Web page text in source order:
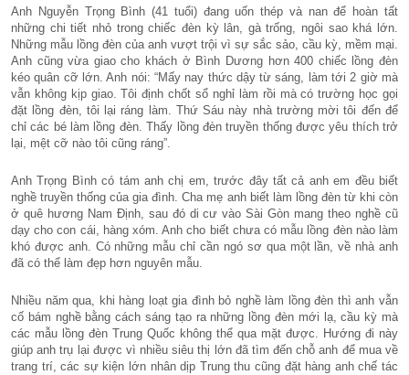
Anh Nguyễn Trọng Bình (41 tuổi) đang uốn thép và nan để hoàn tất
những chi tiết nhỏ trong chiếc đèn kỳ lân, gà trống, ngôi sao khá lớn.
Những mẫu lồng đèn của anh vượt trội vì sự sắc sảo, cầu kỳ, mềm mại.
Anh cũng vừa giao cho khách ở Bình Dương hơn 400 chiếc lồng đèn
kéo quân cỡ lớn. Anh nói: “Mấy nay thức dậy từ sáng, làm tới 2 giờ mà
vẫn không kịp giao. Tôi định chốt sổ nghỉ làm rồi mà có trường học gọi
đặt lồng đèn, tôi lại ráng làm. Thứ Sáu này nhà trường mời tôi đến để
chỉ các bé làm lồng đèn. Thấy lồng đèn truyền thống được yêu thích trở
lại, mệt cỡ nào tôi cũng ráng”.
Anh Trọng Bình có tám anh chị em, trước đây tất cả anh em đều biết
nghề truyền thống của gia đình. Cha mẹ anh biết làm lồng đèn từ khi còn
ở quê hương Nam Định, sau đó di cư vào Sài Gòn mang theo nghề cũ
dạy cho con cái, hàng xóm. Anh cho biết chưa có mẫu lồng đèn nào làm
khó được anh. Có những mẫu chỉ cần ngó sơ qua một lần, về nhà anh
đã có thể làm đẹp hơn nguyên mẫu.
Nhiều năm qua, khi hàng loạt gia đình bỏ nghề làm lồng đèn thì anh vẫn
cố bám nghề bằng cách sáng tạo ra những lồng đèn mới lạ, cầu kỳ mà
các mẫu lồng đèn Trung Quốc không thể qua mặt được. Hướng đi này
giúp anh trụ lại được vì nhiều siêu thị lớn đã tìm đến chỗ anh để mua về
trang trí, các sự kiện lớn nhân dịp Trung thu cũng đặt hàng anh chế tác